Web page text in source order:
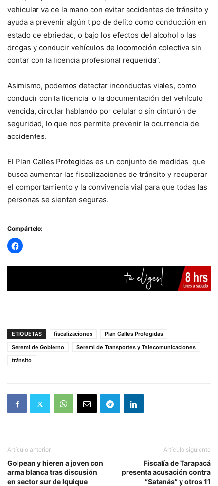
vehicular va de la mano con evitar accidentes de tránsito y
ayuda a prevenir algún tipo de delito como conducción en
estado de ebriedad, o bajo los efectos del alcohol o las
drogas y conducir vehículos de locomoción colectiva sin
contar con la licencia profesional requerida”.
Asimismo, podemos detectar inconductas viales, como
conducir con la licencia o la documentación del vehículo
vencida, circular hablando por celular o sin cinturón de
seguridad, lo que nos permite prevenir la ocurrencia de
accidentes.
El Plan Calles Protegidas es un conjunto de medidas que
busca aumentar las fiscalizaciones de tránsito y recuperar
el comportamiento y la convivencia vial para que todas las
personas se sientan seguras.
Compártelo:
ETIQUETAS fiscalizaciones
Plan Calles Protegidas
Seremi de Gobierno
Seremi de Transportes y Telecomunicaciones
tránsito
Artículo anterior
Golpean y hieren a joven con
arma blanca tras discusión
en sector sur de Iquique
Artículo siguiente
Fiscalía de Tarapacá
presenta acusación contra
“Satanás” y otros 11